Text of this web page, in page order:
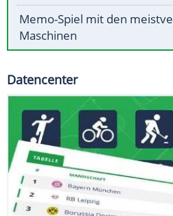
Memo-Spiel mit den
Maschinen
Datencenter